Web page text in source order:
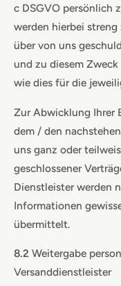
c DSGVO persönlich
werden hierbei
über von uns
und zu diesem
wie dies für die
Zur Abwicklung Ihrer
dem / den
uns ganz oder
geschlossener
Dienstleister werden
Informationen
übermittelt.
8.2 Weitergabe
Versanddienstleister